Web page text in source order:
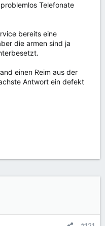
Telefonate
bereits eine
die armen sind ja
einen Reim aus der
Antwort ein defekt